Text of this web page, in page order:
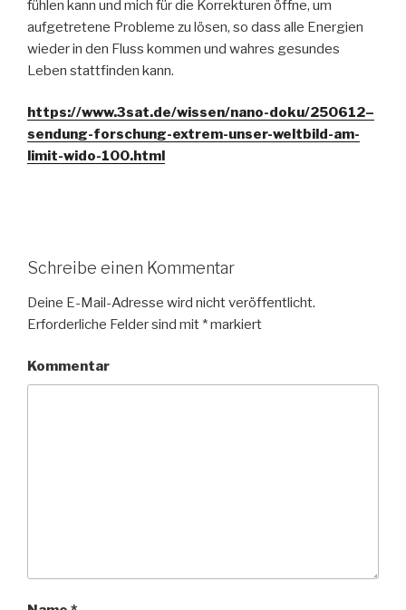
fühlen kann und mich für die Korrekturen öffne, um
aufgetretene Probleme zu lösen, so dass alle Energien
wieder in den Fluss kommen und wahres gesundes
Leben stattfinden kann.
https://www.3sat.de/wissen/nano-doku/250612–
sendung-forschung-extrem-unser-weltbild-am-
limit-wido-100.html
Schreibe einen Kommentar
Deine E-Mail-Adresse wird nicht veröffentlicht.
Erforderliche Felder sind mit *markiert
Kommentar